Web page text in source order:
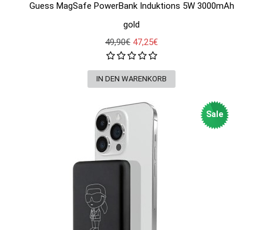
Guess MagSafe PowerBank Induktions 5W 3000mAh
gold
49,90€ 47,25€
Sale